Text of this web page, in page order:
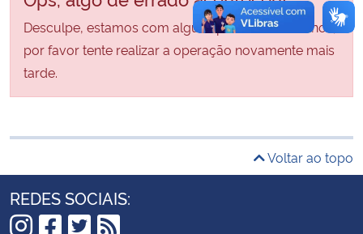
Secretaria-Geral
Secretaria de Governo
Gabinete de Segurança Institucional
Advocacia-Geral da União
Planalto
Desculpe, estamos com alguns problemas internos,
por favor tente realizar a operação novamente mais
tarde.
Voltar ao topo
REDES SOCIAIS: